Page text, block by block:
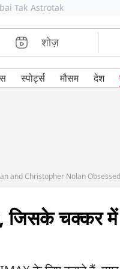
Tak Astrotak
शोज़
स्पोर्ट्स मौसम देश
and Christopher Nolan
जिसके चक्कर